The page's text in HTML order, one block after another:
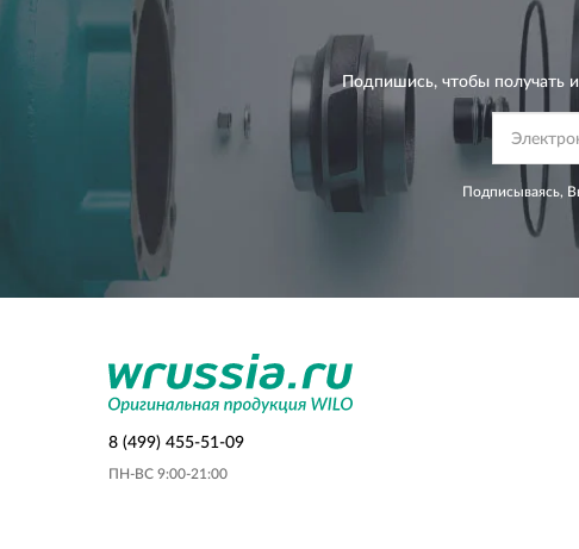
Подпишись, чтобы получать
Подписываясь,
8 (499) 455-51-09
ПН-ВС 9:00-21:00